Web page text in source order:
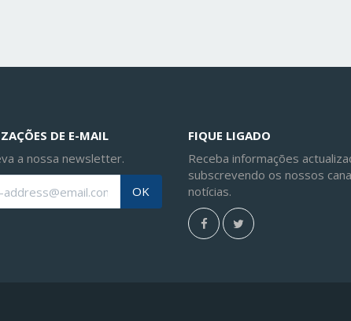
DE E-MAIL
a nossa newsletter.
OK
FIQUE LIGADO
Receba informações
subscrevendo os nossos
notícias.